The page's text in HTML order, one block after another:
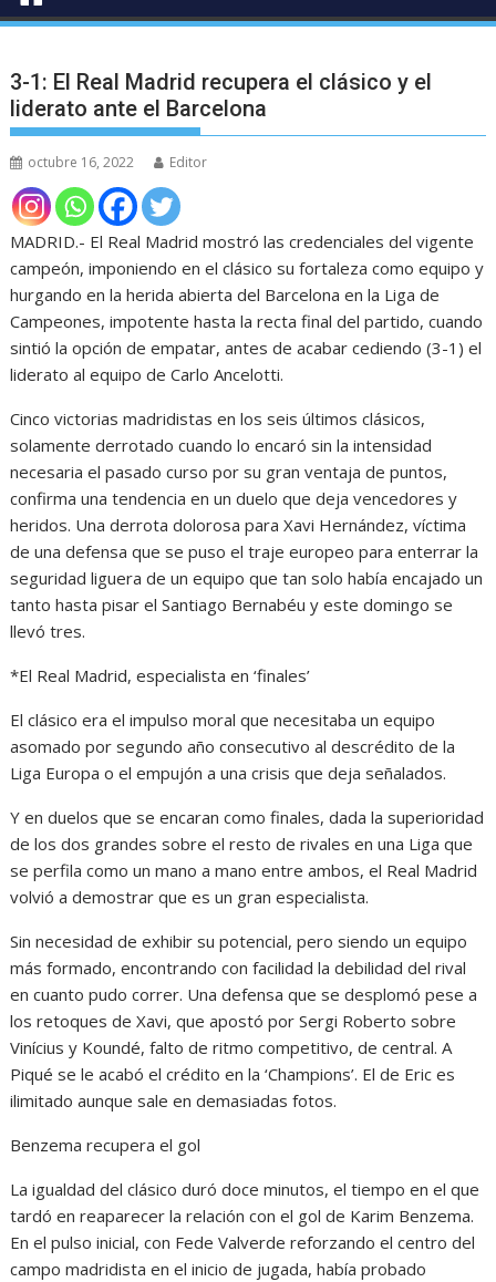
3-1: El Real Madrid recupera el clásico y el
liderato ante el Barcelona
octubre 16, 2022 Editor
MADRID.- El Real Madrid mostró las credenciales del vigente
campeón, imponiendo en el clásico su fortaleza como equipo y
hurgando en la herida abierta del Barcelona en la Liga de
Campeones, impotente hasta la recta final del partido, cuando
sintió la opción de empatar, antes de acabar cediendo (3-1) el
liderato al equipo de Carlo Ancelotti.
Cinco victorias madridistas en los seis últimos clásicos,
solamente derrotado cuando lo encaró sin la intensidad
necesaria el pasado curso por su gran ventaja de puntos,
confirma una tendencia en un duelo que deja vencedores y
heridos. Una derrota dolorosa para Xavi Hernández, víctima
de una defensa que se puso el traje europeo para enterrar la
seguridad liguera de un equipo que tan solo había encajado un
tanto hasta pisar el Santiago Bernabéu y este domingo se
llevó tres.
*El Real Madrid, especialista en ‘finales’
El clásico era el impulso moral que necesitaba un equipo
asomado por segundo año consecutivo al descrédito de la
Liga Europa o el empujón a una crisis que deja señalados.
Y en duelos que se encaran como finales, dada la superioridad
de los dos grandes sobre el resto de rivales en una Liga que
se perfila como un mano a mano entre ambos, el Real Madrid
volvió a demostrar que es un gran especialista.
Sin necesidad de exhibir su potencial, pero siendo un equipo
más formado, encontrando con facilidad la debilidad del rival
en cuanto pudo correr. Una defensa que se desplomó pese a
los retoques de Xavi, que apostó por Sergi Roberto sobre
Vinícius y Koundé, falto de ritmo competitivo, de central. A
Piqué se le acabó el crédito en la ‘Champions’. El de Eric es
ilimitado aunque sale en demasiadas fotos.
Benzema recupera el gol
La igualdad del clásico duró doce minutos, el tiempo en el que
tardó en reaparecer la relación con el gol de Karim Benzema.
En el pulso inicial, con Fede Valverde reforzando el centro del
campo madridista en el inicio de jugada, había probado